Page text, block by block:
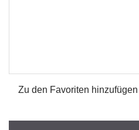
Zu den Favoriten hinzufügen